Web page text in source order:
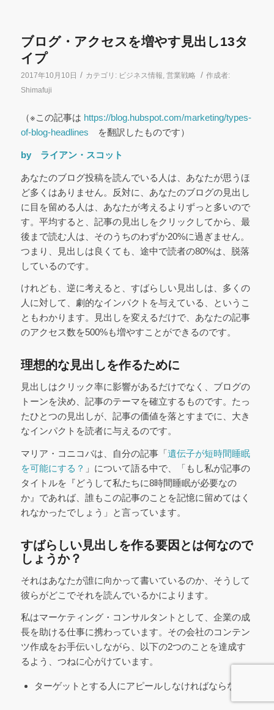
ブログ・アクセスを増やす見出し13タ
イプ
2017年10月10日 / カテゴリ: ビジネス情報, 営業戦略 / 作成者:
Shimafuji
（※この記事は https://blog.hubspot.com/marketing/types-
of-blog-headlines を翻訳したものです）
by ライアン・スコット
あなたのブログ投稿を読んでいる人は、あなたが思うほ
ど多くはありません。反対に、あなたのブログの見出し
に目を留める人は、あなたが考えるよりずっと多いので
す。平均すると、記事の見出しをクリックしてから、最
後まで読む人は、そのうちのわずか20%に過ぎません。
つまり、見出しは良くても、途中で読者の80%は、脱落
しているのです。
けれども、逆に考えると、すばらしい見出しは、多くの
人に対して、劇的なインパクトを与えている、というこ
ともわかります。見出しを変えるだけで、あなたの記事
のアクセス数を500%も増やすことができるのです。
理想的な見出しを作るために
見出しはクリック率に影響があるだけでなく、ブログの
トーンを決め、記事のテーマを確立するものです。たっ
たひとつの見出しが、記事の価値を落とすまでに、大き
なインパクトを読者に与えるのです。
マリア・コニコバは、自分の記事「遺伝子が短時間睡眠
を可能にする？ 」について語る中で、「もし私が記事の
タイトルを『どうして私たちに8時間睡眠が必要なの
か』であれば、誰もこの記事のことを記憶に留めてはく
れなかったでしょう」と言っています。
すばらしい見出しを作る要因とは何なので
しょうか？
それはあなたが誰に向かって書いているのか、そうして
彼らがどこでそれを読んでいるかによります。
私はマーケティング・コンサルタントとして、企業の成
長を助ける仕事に携わっています。その会社のコンテン
ツ作成をお手伝いしながら、以下の2つのことを達成す
るよう、つねに心がけています。
ターゲットとする人にアピールしなければならない